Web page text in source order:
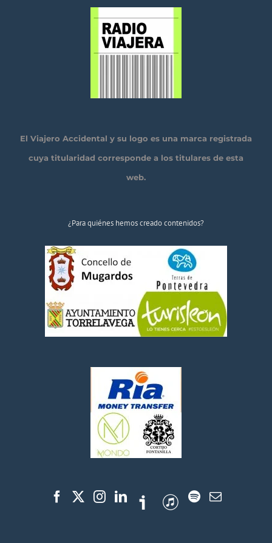
El Viajero Accidental y su logo es una marca registrada
cuya titularidad corresponde a los titulares de esta
web.
¿Para quiénes hemos creado contenidos?